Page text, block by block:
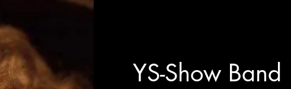
YS-Show Band